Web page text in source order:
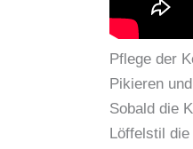
Pflege der
Pikieren
Sobald die
Löffelstil